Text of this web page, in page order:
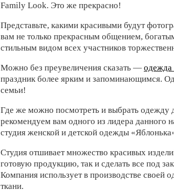
Family Look. Это же прекрасно!
Представьте, какими красивыми будут
вам не только прекрасным общением,
стильным видом всех участников
Можно без преувеличения сказать —
праздник более ярким и запоминающимся.
семьи!
Где же можно посмотреть и выбрать одежду
рекомендуем вам одного из лидера данного
студия женской и детской одежды
Студия отшивает множество красивых
готовую продукцию, так и сделать все под
Компания использует в производстве своей
ткани.